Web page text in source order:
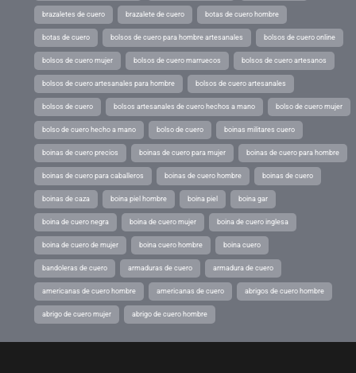
brazaletes de cuero brazalete de cuero botas de cuero hombre
botas de cuero bolsos de cuero para hombre artesanales bolsos de cuero online
bolsos de cuero mujer bolsos de cuero marruecos bolsos de cuero artesanos
bolsos de cuero artesanales para hombre bolsos de cuero artesanales
bolsos de cuero bolsos artesanales de cuero hechos a mano bolso de cuero mujer
bolso de cuero hecho a mano bolso de cuero boinas militares cuero
boinas de cuero precios boinas de cuero para mujer boinas de cuero para hombre
boinas de cuero para caballeros boinas de cuero hombre boinas de cuero
boinas de caza boina piel hombre boina piel boina gar
boina de cuero negra boina de cuero mujer boina de cuero inglesa
boina de cuero de mujer boina cuero hombre boina cuero
bandoleras de cuero armaduras de cuero armadura de cuero
americanas de cuero hombre americanas de cuero abrigos de cuero hombre
abrigo de cuero mujer abrigo de cuero hombre